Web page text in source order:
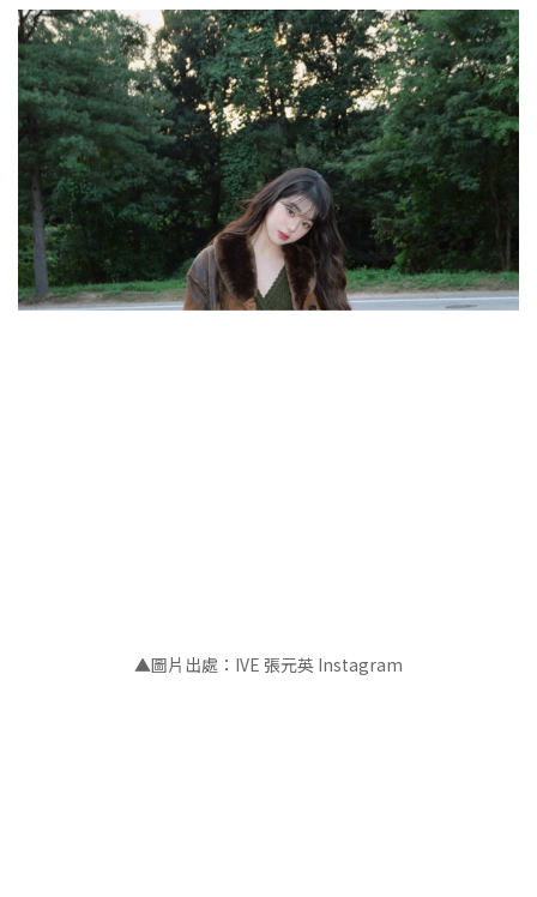
▲圖片出處：IVE 張元英 Instagram